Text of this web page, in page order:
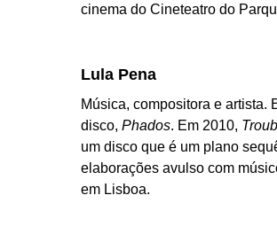
cinema do Cineteatro do
Lula Pena
Música, compositora e artista.
disco,Phados. Em 2010,
um disco que é um plano
elaborações avulso com
em Lisboa.